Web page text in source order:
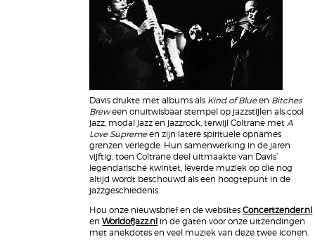
Davis drukte met albums als Kind of Blueen Bitches
Breween onuitwisbaar stempel op jazzstijlen als cool
jazz, modal jazz en jazzrock, terwijl Coltrane metA
Love Supremeen zijn latere spirituele opnames
grenzen verlegde. Hun samenwerking in de jaren
vijftig, toen Coltrane deel uitmaakte van Davis’
legendarische kwintet, leverde muziek op die nog
altijd wordt beschouwd als een hoogtepunt in de
jazzgeschiedenis.
Hou onze nieuwsbrief en de websitesConcertzender.nl
enWorldofjazz.nl in de gaten voor onze uitzendingen
met anekdotes en veel muziek van deze twee iconen.